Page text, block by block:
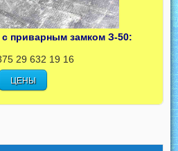
приварным замком З-50:
29 632 19 16
ЦЕНЫ